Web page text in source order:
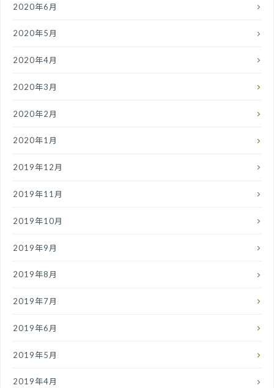
2020年6月
2020年5月
2020年4月
2020年3月
2020年2月
2020年1月
2019年12月
2019年11月
2019年10月
2019年9月
2019年8月
2019年7月
2019年6月
2019年5月
2019年4月